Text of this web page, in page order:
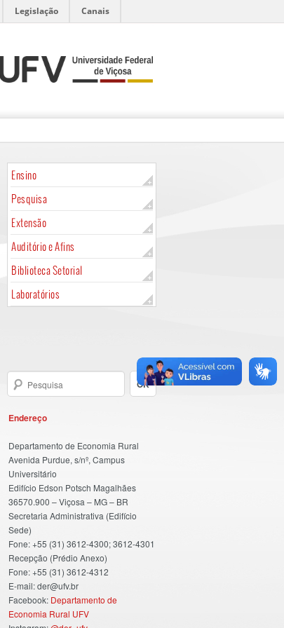
Legislação Canais
Ensino
Pesquisa
Extensão
Auditório e Afins
Biblioteca Setorial
Laboratórios
Endereço
Departamento de Economia Rural
Avenida Purdue, s/nº, Campus
Universitário
Edifício Edson Potsch Magalhães
36570.900 – Viçosa – MG – BR
Secretaria Administrativa (Edifício
Sede)
Fone: +55 (31) 3612-4300; 3612-4301
Recepção (Prédio Anexo)
Fone: +55 (31) 3612-4312
E-mail: der@ufv.br
Facebook: Departamento de
Economia Rural UFV